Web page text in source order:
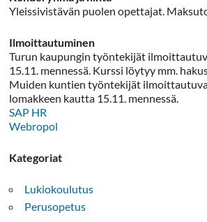
Yleissivistävän puolen opettajat.
Ilmoittautuminen
Turun kaupungin työntekijät
15.11. mennessä. Kurssi löytyy mm.
Muiden kuntien työntekijät
lomakkeen kautta 15.11. mennessä.
SAP HR
Webropol
Kategoriat
Lukiokoulutus
Perusopetus